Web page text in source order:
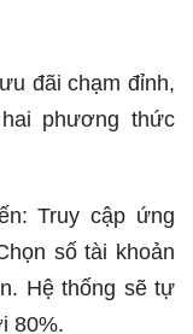
đãi chạm đỉnh,
phương thức
Truy cập ứng
số tài khoản
Hệ thống sẽ tự
80%.